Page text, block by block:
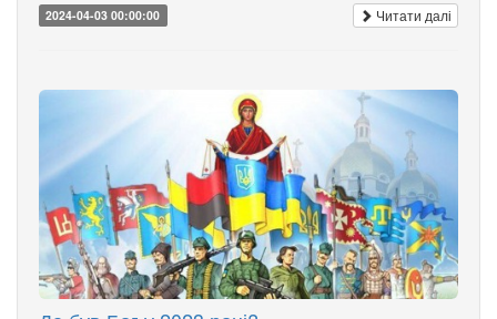
2024-04-03 00:00:00 Читати далі